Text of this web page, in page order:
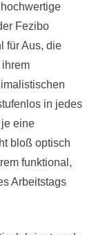
Fezibo
für Aus, die
in jedes
eine
bloß optisch
funktional,
Arbeitstags